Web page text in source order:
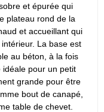
et épurée qui
plateau rond de la
et accueillant qui
La base est
au béton, à la fois
pour un petit
grande pour être
bout de canapé,
table de chevet.